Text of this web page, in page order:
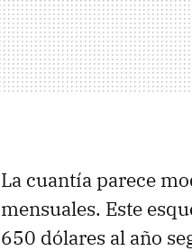
La cuantía parece
mensuales. Este
650 dólares al año